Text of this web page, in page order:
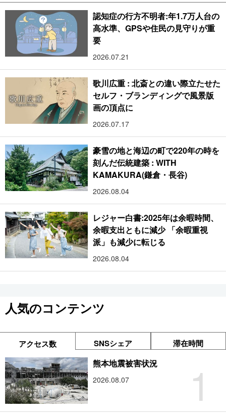
認知症の行方不明者:年1.7万人台の
高水準、GPSや住民の見守りが重
要
2026.07.21
歌川広重 : 北斎との違い際立たせた
セルフ・ブランディングで風景版
画の頂点に
2026.07.17
豪雪の地と海辺の町で220年の時を
刻んだ伝統建築 : WITH
KAMAKURA(鎌倉・長谷)
2026.08.04
レジャー白書:2025年は余暇時間、
余暇支出ともに減少 「余暇重視
派」も減少に転じる
2026.08.04
人気のコンテンツ
アクセス数 SNSシェア 滞在時間
1
熊本地震被害状況
2026.08.07